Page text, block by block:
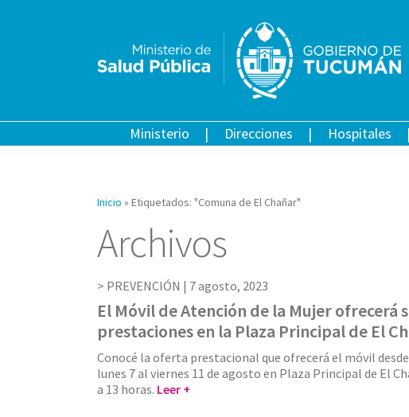
Ministerio Direcciones Hospitales
Inicio » Etiquetados: "Comuna de El Chañar"
Archivos
PREVENCIÓN | 7 agosto, 2023
El Móvil de Atención de la Mujer ofrecerá
prestaciones en la Plaza Principal de El
Conocé la oferta prestacional que ofrecerá el móvil
lunes 7 al viernes 11 de agosto en Plaza Principal de El
a 13 horas. Leer +